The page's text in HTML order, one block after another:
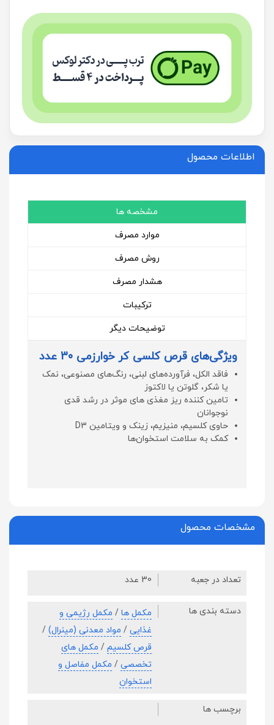
اطلاعات محصول
مشخصه ها
موارد مصرف
روش مصرف
هشدار مصرف
ترکیبات
توضیحات دیگر
ویژگی‌های قرص کلسی کر خوارزمی 30 عدد
فاقد الکل، فرآورده‌های لبنی، رنگ‌های مصنوعی، نمک
یا شکر، گلوتن یا لاکتوز
تامین کننده ریز مغذی های موثر در رشد قدی
نوجوانان
حاوی کلسیم، منیزیم، زینک و ویتامین D3
کمک به سلامت استخوان‌ها
مشخصات محصول
تعداد در جعبه 30 عدد
دسته بندی ها مکمل ها / مکمل رژیمی و
غذایی / مواد معدنی (مینرال) /
قرص کلسیم / مکمل های
تخصصی / مکمل مفاصل و
استخوان
برچسب ها